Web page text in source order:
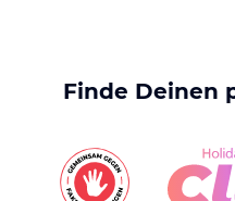
Finde Deinen